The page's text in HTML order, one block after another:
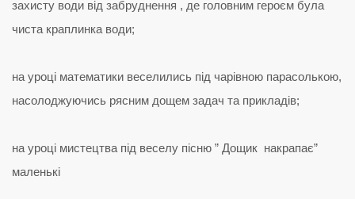
захисту води від забруднення , де головним героєм була
чиста краплинка води;
на уроці математики веселились під чарівною парасолькою,
насолоджуючись рясним дощем задач та прикладів;
на уроці мистецтва під веселу пісню ” Дощик накрапає”
маленькі